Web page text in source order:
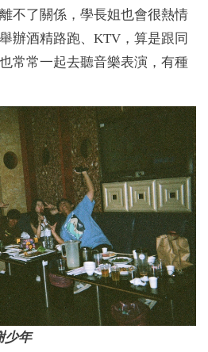
不了關係，學長姐也會很熱情
辦酒精路跑、KTV，算是跟同
常常一起去聽音樂表演，有種
少年